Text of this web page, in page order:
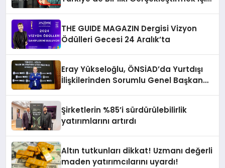
THE GUIDE MAGAZIN Dergisi Vizyon
Ödülleri Gecesi 24 Aralık’ta
Eray Yükseloğlu, ÖNSİAD’da Yurtdışı
İlişkilerinden Sorumlu Genel Başkan
Şirketlerin %85’i sürdürülebilirlik
yatırımlarını artırdı
Altın tutkunları dikkat! Uzmanı değerli
maden yatırımcılarını uyardı!